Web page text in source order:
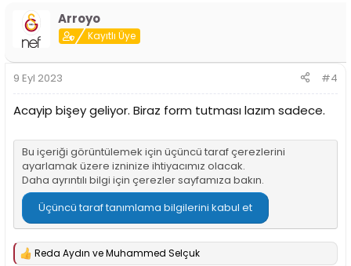
Arroyo
Kayıtlı Üye
9 Eyl 2023 #4
Acayip bişey geliyor. Biraz form tutması lazım sadece.
Bu içeriği görüntülemek için üçüncü taraf çerezlerini
ayarlamak üzere izninize ihtiyacımız olacak.
Daha ayrıntılı bilgi için çerezler sayfamıza bakın.
Üçüncü taraf tanımlama bilgilerini kabul et
T
Reda Aydın veMuhammed Selçuk